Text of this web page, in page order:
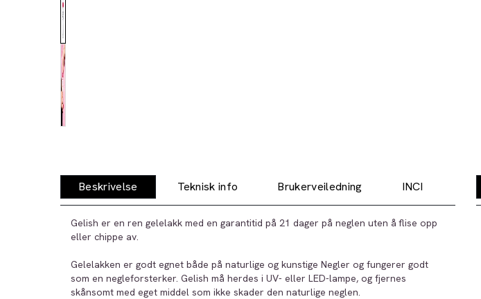
Beskrivelse Teknisk info Brukerveiledning INCI
Gelish er en ren gelelakk med en garantitid på 21 dager på neglen uten å flise opp
eller chippe av.
Gelelakken er godt egnet både på naturlige og kunstige Negler og fungerer godt
som en negleforsterker. Gelish må herdes i UV- eller LED-lampe, og fjernes
skånsomt med eget middel som ikke skader den naturlige neglen.